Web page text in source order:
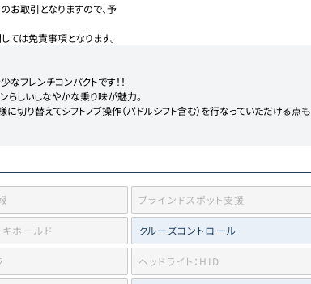
お取引となりますので、予
は免責事項となります。
フレンチコンパクトです！！
しいしなやかな乗り味が魅力。
切り替えてシフトノブ操作（パドルシフト含む）を行なっていただける点
ブラインドスポット支援
ホールド クルーズコントロール
ヘッドライト：HID